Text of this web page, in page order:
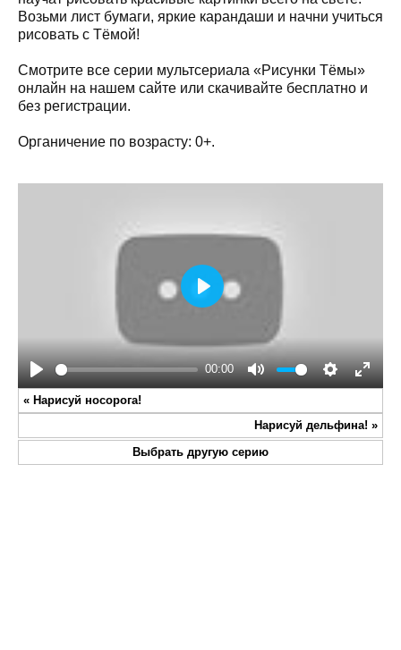
Возьми лист бумаги, яркие карандаши и начни учиться
рисовать с Тёмой!
Смотрите все серии мультсериала «Рисунки Тёмы»
онлайн на нашем сайте или скачивайте бесплатно и
без регистрации.
Органичение по возрасту: 0+.
Play
00:00
Mute Settings
Enter
Play
« Нарисуй носорога!
Нарисуй дельфина! »
Выбрать другую серию